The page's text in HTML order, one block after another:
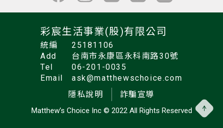
彩宸生活事業(股)有限公司
統編
25181106
Add
台南市永康區永科南路30號
Tel
06-201-0035
Email
ask@matthewschoice.com
隱私說明
詐騙宣導
Matthew’s Choice Inc © 2022 All Rights Reserved